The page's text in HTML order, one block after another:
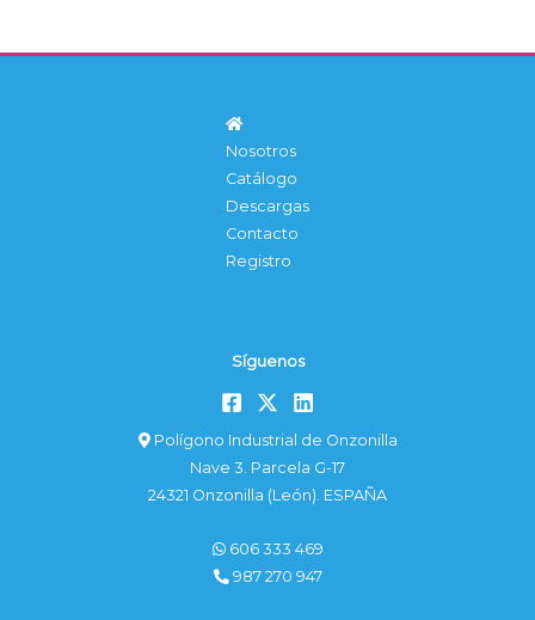
Nosotros
Catálogo
Descargas
Contacto
Registro
Síguenos
Polígono Industrial de Onzonilla
Nave 3. Parcela G-17
24321 Onzonilla (León). ESPAÑA
606 333 469
987 270 947